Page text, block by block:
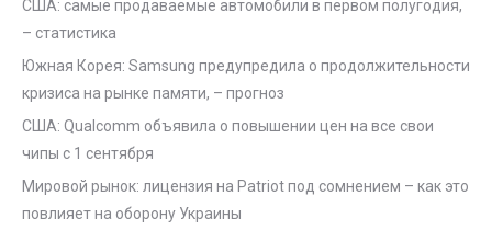
США: самые продаваемые автомобили в первом полугодия,
– статистика
Южная Корея: Samsung предупредила о продолжительности
кризиса на рынке памяти, – прогноз
США: Qualcomm объявила о повышении цен на все свои
чипы с 1 сентября
Мировой рынок: лицензия на Patriot под сомнением – как это
повлияет на оборону Украины